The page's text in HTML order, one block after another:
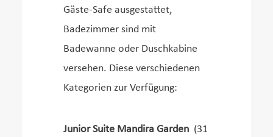
Gäste-Safe ausgestattet,
Badezimmer sind mit
Badewanne oder Duschkabine
versehen. Diese verschiedenen
Kategorien zur Verfügung:
Junior Suite Mandira Garden(31